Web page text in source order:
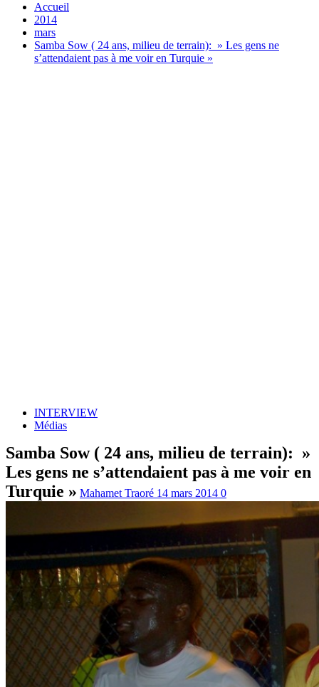
Accueil
2014
mars
Samba Sow ( 24 ans, milieu de terrain): » Les gens ne
s’attendaient pas à me voir en Turquie »
INTERVIEW
Médias
Samba Sow ( 24 ans, milieu de terrain): »
Les gens ne s’attendaient pas à me voir en
Turquie » Mahamet Traoré 14 mars 2014 0